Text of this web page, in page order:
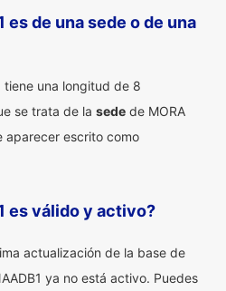
es de una sede o de una
tiene una longitud de 8
se trata de la sede de MORA
aparecer escrito como
es válido y activo?
actualización de la base de
ya no está activo. Puedes